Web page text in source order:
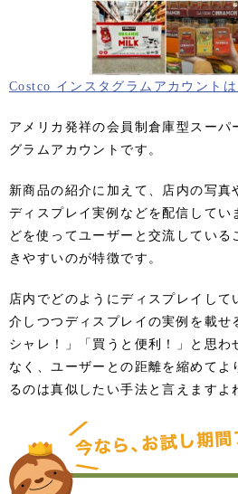
Costco インスタグラムアカウントは
アメリカ発祥の会員制倉庫型スーパ
グラムアカウントです。
新商品の紹介に加えて、店内の写真
ディスプレイ実例などを配信してい
どを使ってユーザーと交流している
きやすいのが特徴です。
店内でどのようにディスプレイして
介しつつディスプレイの実例を載せ
シャレ！」「買うと便利！」と思わ
なく、ユーザーとの距離を縮めてよ
るのは真似したい手法と言えますよ